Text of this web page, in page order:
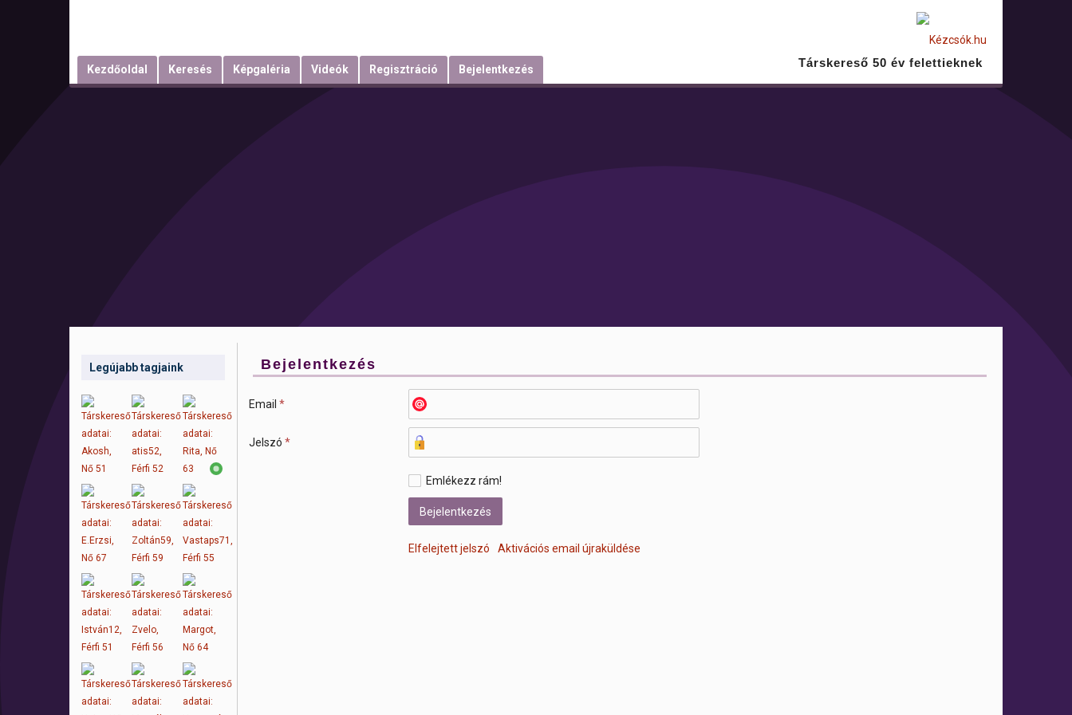
Kezdőoldal Keresés Képgaléria Videók Regisztráció Bejelentkezés Társkereső 50 év felettieknek
Legújabb tagjaink Bejelentkezés
Email *
Jelszó *
Emlékezz rám!
Elfelejtett jelszó Aktivációs email újraküldése